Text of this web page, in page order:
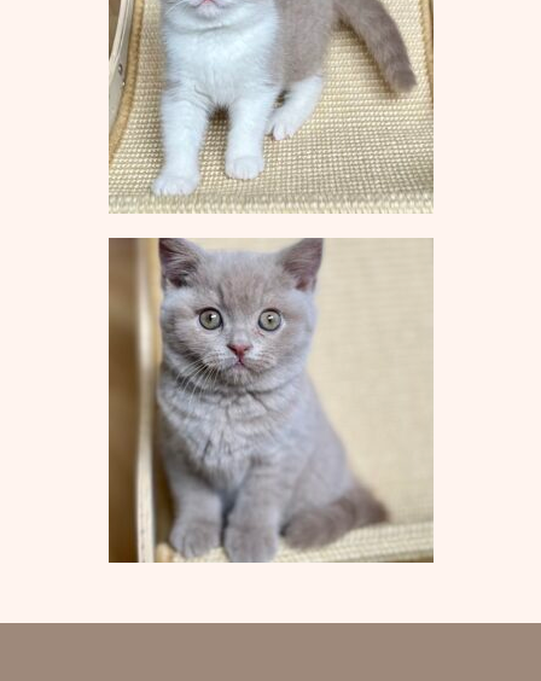
P-Wurf vom 17.08.2023
O-Wurf vom 23.05.2023
N-Wurf vom 03.05.2023
M-Wurf vom 12.04.2022
L-Wurf vom 19.07.2021
K-Wurf vom 21.06.2021
J-Wurf vom 02.02.2021
I-Wurf vom 29.11.2020
H-Wurf vom 18.04.2020
G-Wurf vom 02.01.2020
F-Wurf vom 23.09.2019
D-Wurf vom 11.04.2018